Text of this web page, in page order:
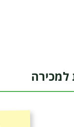
למכירה